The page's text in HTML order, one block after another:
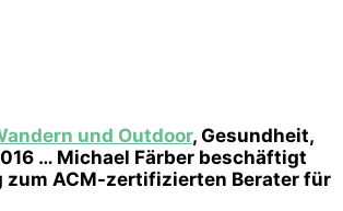
und Outdoor, Gesundheit,
… Michael Färber beschäftigt
zum ACM-zertifizierten Berater für